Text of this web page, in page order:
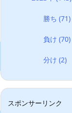
勝ち(71)
負け(70)
分け(2)
スポンサーリンク